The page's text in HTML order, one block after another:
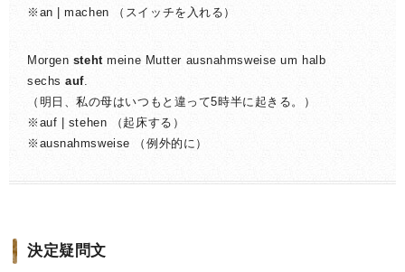
※an | machen （スイッチを入れる）
Morgen stehtmeine Mutter ausnahmsweise um halb
sechsauf.
（明日、私の母はいつもと違って5時半に起きる。）
※auf | stehen （起床する）
※ausnahmsweise （例外的に）
決定疑問文